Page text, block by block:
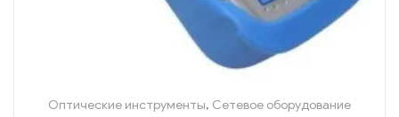
Оптические инструменты, Сетевое оборудование